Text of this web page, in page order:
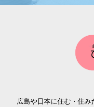
広島や日本に住む・住